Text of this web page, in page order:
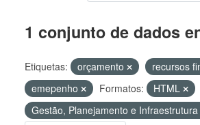
1 conjunto de dados
Etiquetas: orçamento
recursos
emepenho
Formatos: HTML
Gestão, Planejamento e Infraestrutura